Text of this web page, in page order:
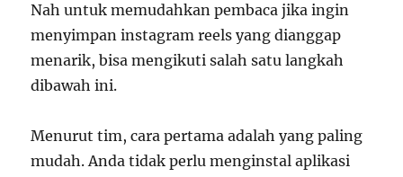
Nah untuk memudahkan pembaca jika ingin
menyimpan instagram reels yang dianggap
menarik, bisa mengikuti salah satu langkah
dibawah ini.
Menurut tim, cara pertama adalah yang paling
mudah. Anda tidak perlu menginstal aplikasi